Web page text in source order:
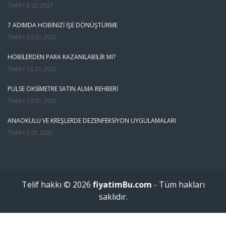
TARIH 8.02.2021
7 ADIMDA HOBINIZI İŞE DÖNÜŞTÜRME
TARIH 30.01.2021
HOBILERDEN PARA KAZANILABILIR MI?
TARIH 18.01.2021
PULSE OKSIMETRE SATIN ALMA REHBERI
TARIH 10.01.2021
ANAOKULU VE KREŞLERDE DEZENFEKSIYON UYGULAMALARI
TARIH 3.01.2021
Telif hakkı © 2026 fiyatimBu.com - Tüm hakları
saklıdır.